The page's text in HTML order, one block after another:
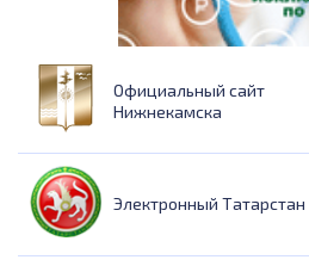
Официальный сайт
Нижнекамска
Электронный Татарстан